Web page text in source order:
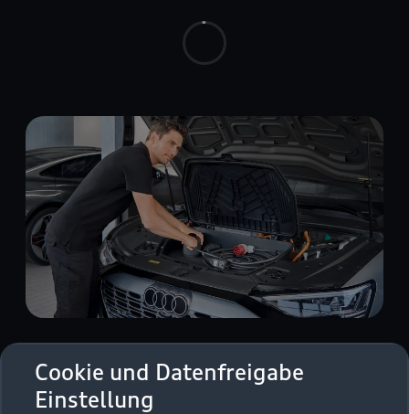
Cookie und Datenfreigabe
Einstellung
Zur Reparatur